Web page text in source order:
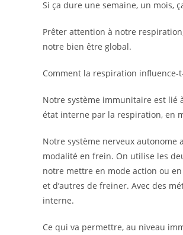
Si ça dure une semaine, un mois,
Prêter attention à notre
notre bien être global.
Comment la respiration influence-
Notre système immunitaire est lié
état interne par la respiration, en
Notre système nerveux
modalité en frein. On utilise les
notre mettre en mode action ou
et d’autres de freiner. Avec des
interne.
Ce qui va permettre, au niveau